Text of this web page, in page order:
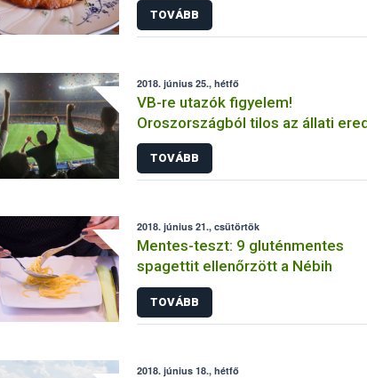
TOVÁBB
2018. június 25., hétfő
VB-re utazók figyelem!
Oroszországból tilos az állati
termékek behozatala
TOVÁBB
2018. június 21., csütörtök
Mentes-teszt: 9 gluténmentes
spagettit ellenőrzött a Nébih
TOVÁBB
2018. június 18., hétfő